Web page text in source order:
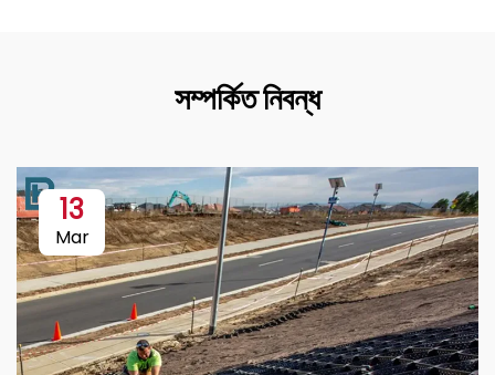
সম্পর্কিত নিবন্ধ
13
Mar